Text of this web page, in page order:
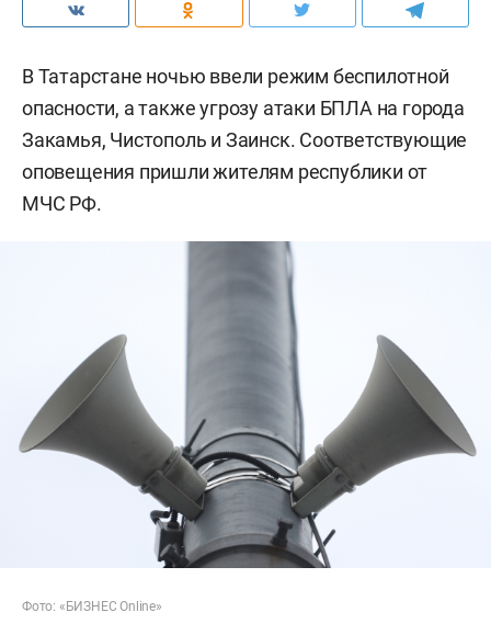
В Татарстане ночью ввели режим беспилотной
опасности, а также угрозу атаки БПЛА на города
Закамья, Чистополь и Заинск. Соответствующие
оповещения пришли жителям республики от
МЧС РФ.
Фото: «БИЗНЕС Online»